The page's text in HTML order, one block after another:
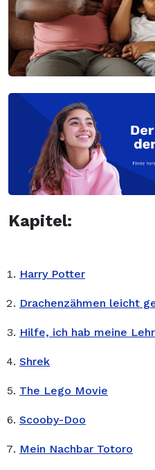
Kapitel:
Harry Potter
Drachenzähmen leicht
Hilfe, ich hab meine
Shrek
The Lego Movie
Scooby-Doo
Mein Nachbar Totoro